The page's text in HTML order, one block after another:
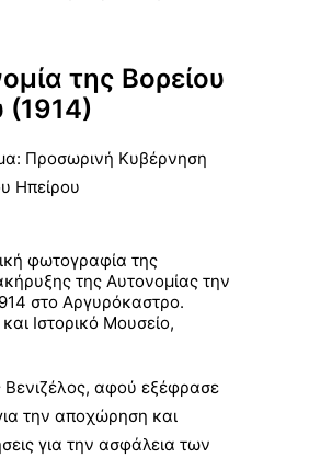
της Βορείου
(1914)
Προσωρινή Κυβέρνηση
Ηπείρου
φωτογραφία της
της Αυτονομίας την
στο Αργυρόκαστρο.
Ιστορικό Μουσείο,
Βενιζέλος, αφού εξέφρασε
την αποχώρηση και
για την ασφάλεια των